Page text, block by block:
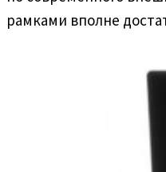
рамками вполне